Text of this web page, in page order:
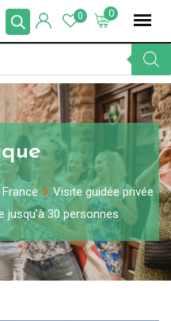
0
0
Visite guidée privée
jusqu’à 30 personnes